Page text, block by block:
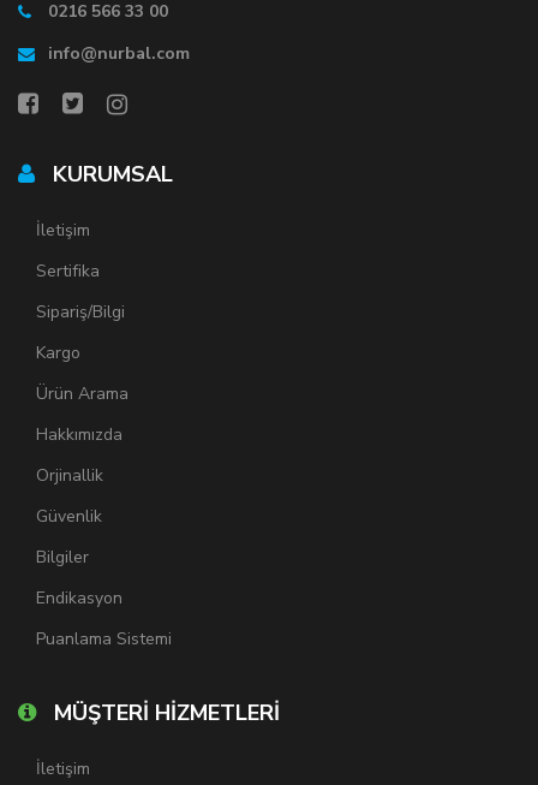
0216 566 33 00
info@nurbal.com
KURUMSAL
İletişim
Sertifika
Sipariş/Bilgi
Kargo
Ürün Arama
Hakkımızda
Orjinallik
Güvenlik
Bilgiler
Endikasyon
Puanlama Sistemi
MÜŞTERİ HİZMETLERİ
İletişim